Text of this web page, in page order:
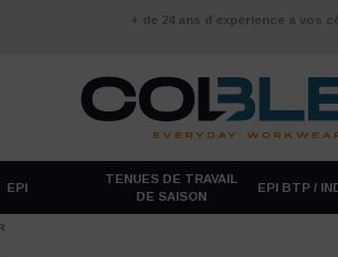
+ de 24 ans d’expérience à vos
EPI
TENUES DE TRAVAIL
DE SAISON
EPI BTP /